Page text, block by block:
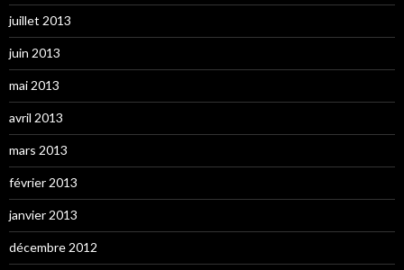
juillet 2013
juin 2013
mai 2013
avril 2013
mars 2013
février 2013
janvier 2013
décembre 2012